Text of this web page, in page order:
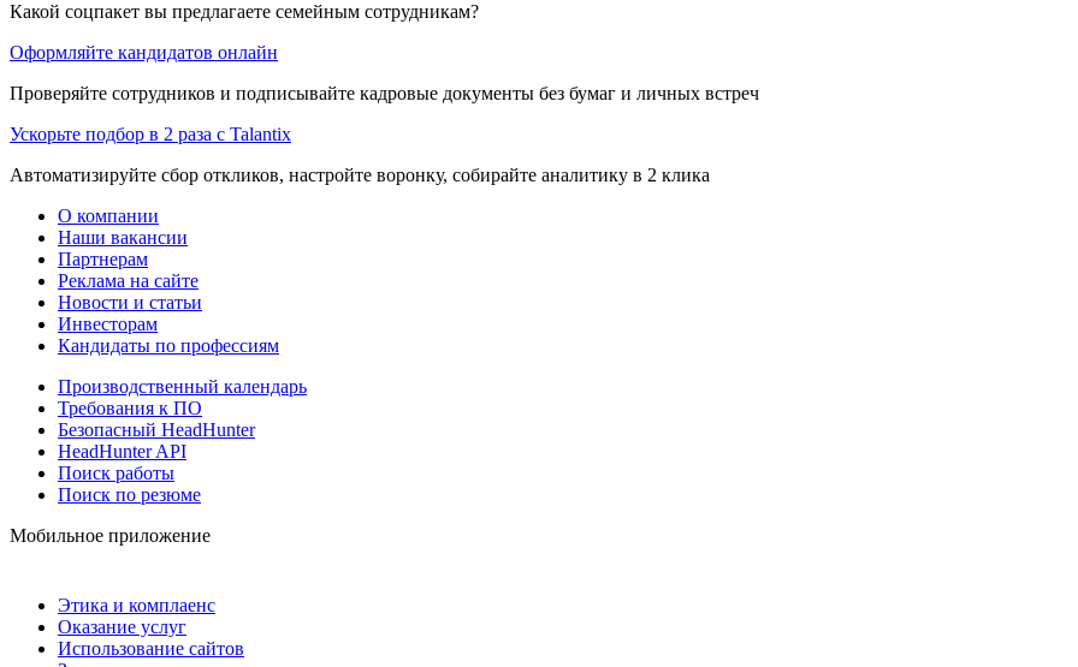
Какой соцпакет вы предлагаете семейным сотрудникам?
Оформляйте кандидатов онлайн
Проверяйте сотрудников и подписывайте кадровые документы без бумаг и личных встреч
Ускорьте подбор в 2 раза с Talantix
Автоматизируйте сбор откликов, настройте воронку, собирайте аналитику в 2 клика
О компании
Наши вакансии
Партнерам
Реклама на сайте
Новости и статьи
Инвесторам
Кандидаты по профессиям
Производственный календарь
Требования к ПО
Безопасный HeadHunter
HeadHunter API
Поиск работы
Поиск по резюме
Мобильное приложение
Этика и комплаенс
Оказание услуг
Использование сайтов